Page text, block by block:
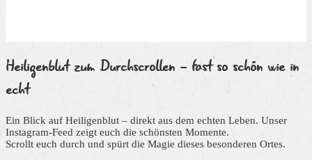
Heiligenblut zum Durchscrollen - fast so schön wie in
echt
Ein Blick auf Heiligenblut – direkt aus dem echten Leben. Unser
Instagram-Feed zeigt euch die schönsten Momente.
Scrollt euch durch und spürt die Magie dieses besonderen Ortes.